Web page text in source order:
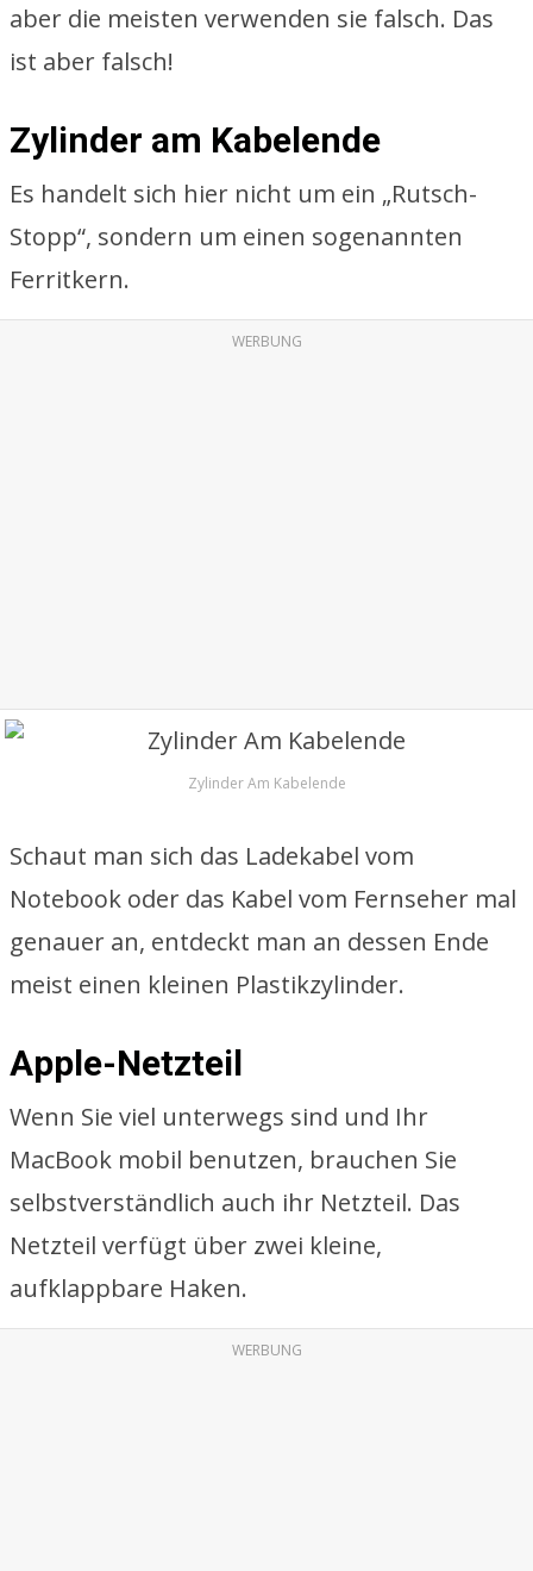
aber die meisten verwenden sie falsch. Das
ist aber falsch!
Zylinder am Kabelende
Es handelt sich hier nicht um ein „Rutsch-
Stopp“, sondern um einen sogenannten
Ferritkern.
WERBUNG
Zylinder Am Kabelende
Schaut man sich das Ladekabel vom
Notebook oder das Kabel vom Fernseher mal
genauer an, entdeckt man an dessen Ende
meist einen kleinen Plastikzylinder.
Apple-Netzteil
Wenn Sie viel unterwegs sind und Ihr
MacBook mobil benutzen, brauchen Sie
selbstverständlich auch ihr Netzteil. Das
Netzteil verfügt über zwei kleine,
aufklappbare Haken.
WERBUNG